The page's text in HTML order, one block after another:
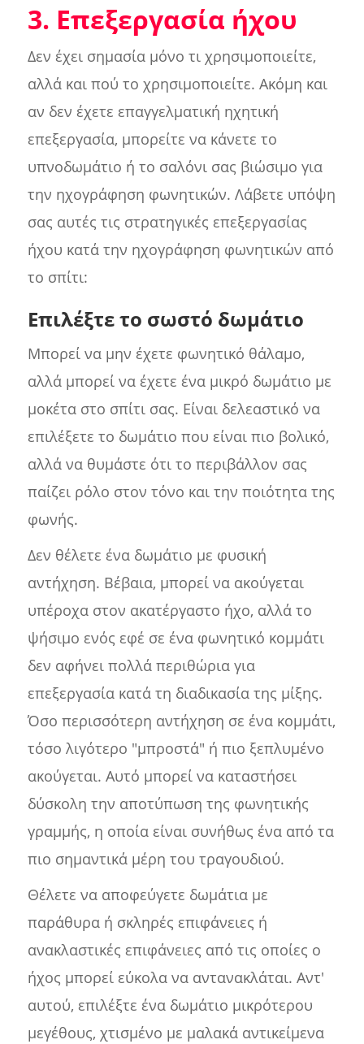
3. Επεξεργασία ήχου
Δεν έχει σημασία μόνο τι χρησιμοποιείτε,
αλλά και πού το χρησιμοποιείτε. Ακόμη και
αν δεν έχετε επαγγελματική ηχητική
επεξεργασία, μπορείτε να κάνετε το
υπνοδωμάτιο ή το σαλόνι σας βιώσιμο για
την ηχογράφηση φωνητικών. Λάβετε υπόψη
σας αυτές τις στρατηγικές επεξεργασίας
ήχου κατά την ηχογράφηση φωνητικών από
το σπίτι:
Επιλέξτε το σωστό δωμάτιο
Μπορεί να μην έχετε φωνητικό θάλαμο,
αλλά μπορεί να έχετε ένα μικρό δωμάτιο με
μοκέτα στο σπίτι σας. Είναι δελεαστικό να
επιλέξετε το δωμάτιο που είναι πιο βολικό,
αλλά να θυμάστε ότι το περιβάλλον σας
παίζει ρόλο στον τόνο και την ποιότητα της
φωνής.
Δεν θέλετε ένα δωμάτιο με φυσική
αντήχηση. Βέβαια, μπορεί να ακούγεται
υπέροχα στον ακατέργαστο ήχο, αλλά το
ψήσιμο ενός εφέ σε ένα φωνητικό κομμάτι
δεν αφήνει πολλά περιθώρια για
επεξεργασία κατά τη διαδικασία της μίξης.
Όσο περισσότερη αντήχηση σε ένα κομμάτι,
τόσο λιγότερο "μπροστά" ή πιο ξεπλυμένο
ακούγεται. Αυτό μπορεί να καταστήσει
δύσκολη την αποτύπωση της φωνητικής
γραμμής, η οποία είναι συνήθως ένα από τα
πιο σημαντικά μέρη του τραγουδιού.
Θέλετε να αποφεύγετε δωμάτια με
παράθυρα ή σκληρές επιφάνειες ή
ανακλαστικές επιφάνειες από τις οποίες ο
ήχος μπορεί εύκολα να αντανακλάται. Αντ'
αυτού, επιλέξτε ένα δωμάτιο μικρότερου
μεγέθους, χτισμένο με μαλακά αντικείμενα